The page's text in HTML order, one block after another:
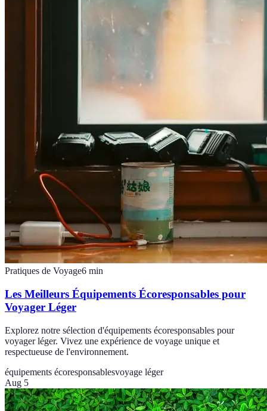
Pratiques de Voyage6 min
Les Meilleurs Équipements Écoresponsables pour
Voyager Léger
Explorez notre sélection d'équipements écoresponsables pour
voyager léger. Vivez une expérience de voyage unique et
respectueuse de l'environnement.
équipements écoresponsablesvoyage léger
Aug 5